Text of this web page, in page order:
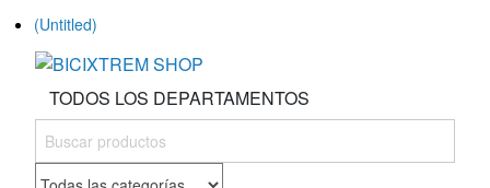
(Untitled)
TODOS LOS DEPARTAMENTOS